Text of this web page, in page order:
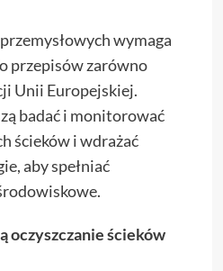
wymaga
przepisów zarówno
Unii Europejskiej.
badać i monitorować
ścieków i wdrażać
aby spełniać
oczyszczanie ścieków